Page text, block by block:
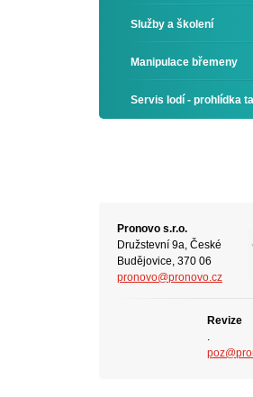
Služby a školení
Manipulace břemeny
Servis lodí - prohlídka
Pronovo s.r.o.
Družstevní 9a, České
Budějovice, 370 06
pronovo@pronovo.cz
Revize
.